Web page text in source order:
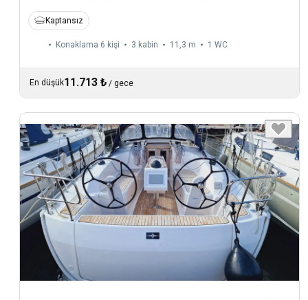
Kaptansız
Konaklama 6 kişi 3 kabin 11,3 m 1 WC
En düşük11.713 ₺ / gece